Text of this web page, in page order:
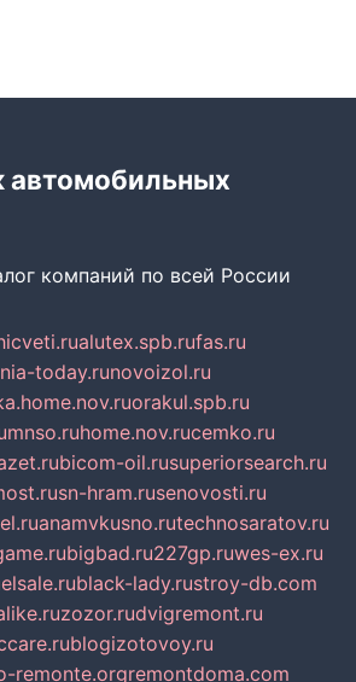
автомобильных
компаний по всей России
alutex.spb.rufas.ru
today.runovoizol.ru
orakul.spb.ru
mnso.ruhome.nov.rucemko.ru
bicom-oil.rusuperiorsearch.ru
sn-hram.rusenovosti.ru
anamvkusno.rutechnosaratov.ru
bigbad.ru227gp.ruwes-ex.ru
black-lady.rustroy-db.com
zozor.rudvigremont.ru
blogizotovoy.ru
remonte.orgremontdoma.com